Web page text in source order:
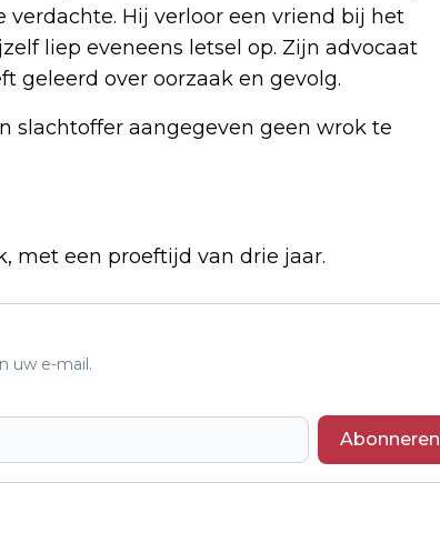
Hij verloor een vriend bij het
liep eveneens letsel op. Zijn advocaat
geleerd over oorzaak en gevolg.
slachtoffer aangegeven geen wrok te
met een proeftijd van drie jaar.
uw e-mail.
Abonneren